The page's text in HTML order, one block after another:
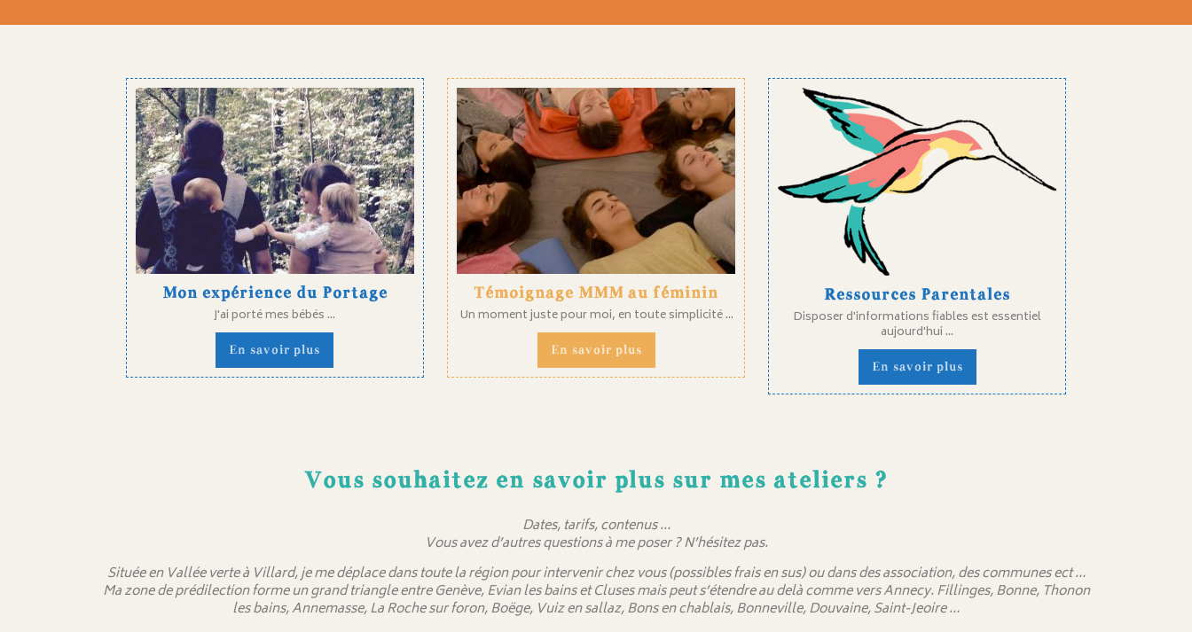
Mon expérience du Portage
J'ai porté mes bébés ...
En savoir plus
Témoignage MMM au féminin
Un moment juste pour moi, en toute simplicité ...
En savoir plus
Ressources Parentales
Disposer d'informations fiables est essentiel
aujourd'hui ...
En savoir plus
Vous souhaitez en savoir plus sur mes ateliers ?
Dates, tarifs, contenus …
Vous avez d’autres questions à me poser ? N’hésitez pas.
Située en Vallée verte à Villard, je me déplace dans toute la région pour intervenir chez vous (possibles frais en sus) ou dans des association, des communes ect …
Ma zone de prédilection forme un grand triangle entre Genève, Evian les bains et Cluses mais peut s’étendre au delà comme vers Annecy. Fillinges, Bonne, Thonon
les bains, Annemasse, La Roche sur foron, Boëge, Vuiz en sallaz, Bons en chablais, Bonneville, Douvaine, Saint-Jeoire …